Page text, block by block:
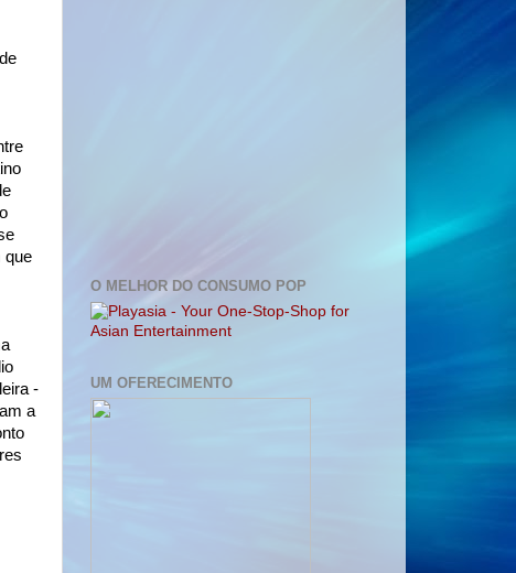
que
-
a
O MELHOR DO CONSUMO POP
UM OFERECIMENTO